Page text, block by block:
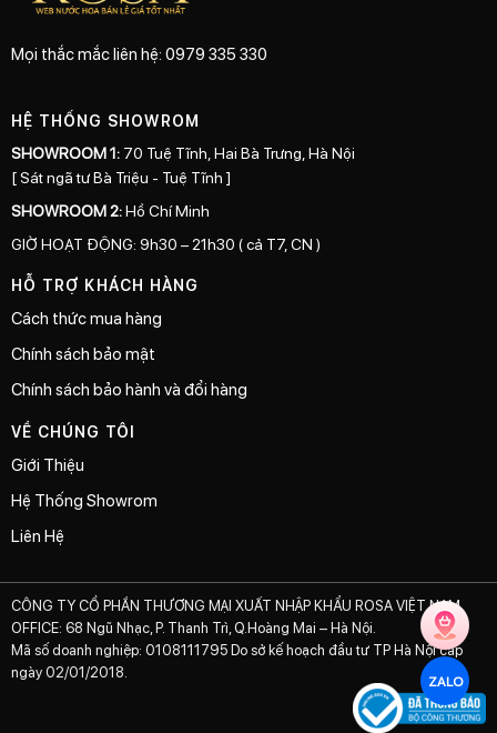
ZALO
Mọi thắc mắc liên hệ: 0979 335 330
HỆ THỐNG SHOWROM
SHOWROOM 1: 70 Tuệ Tĩnh, Hai Bà Trưng, Hà Nội
[ Sát ngã tư Bà Triệu - Tuệ Tĩnh ]
SHOWROOM 2:Hồ Chí Minh
GIỜ HOẠT ĐỘNG: 9h30 – 21h30 ( cả T7, CN )
HỖ TRỢ KHÁCH HÀNG
Cách thức mua hàng
Chính sách bảo mật
Chính sách bảo hành và đổi hàng
VỀ CHÚNG TÔI
Giới Thiệu
Hệ Thống Showrom
Liên Hệ
CÔNG TY CỔ PHẦN THƯƠNG MẠI XUẤT NHẬP KHẨU ROSA VIỆT NAM
OFFICE: 68 Ngũ Nhạc, P. Thanh Trì, Q.Hoàng Mai – Hà Nội.
Mã số doanh nghiệp: 0108111795 Do sở kế hoạch đầu tư TP Hà Nội cấp
ngày 02/01/2018.